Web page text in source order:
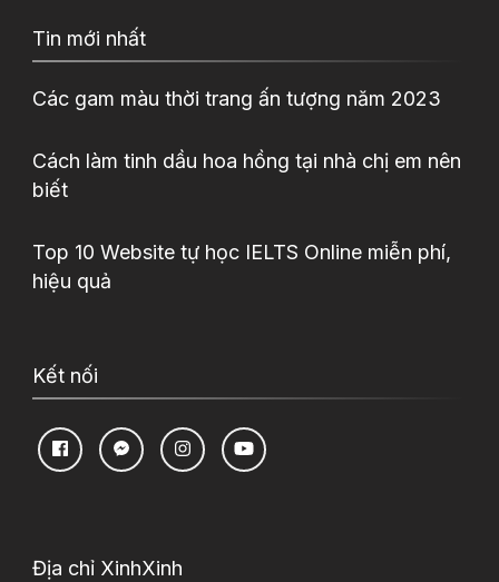
Tin mới nhất
Các gam màu thời trang ấn tượng năm 2023
Cách làm tinh dầu hoa hồng tại nhà chị em nên
biết
Top 10 Website tự học IELTS Online miễn phí,
hiệu quả
Kết nối
Địa chỉ XinhXinh